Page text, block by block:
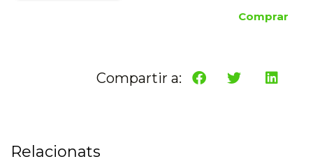
Comprar
Compartir a:
Relacionats